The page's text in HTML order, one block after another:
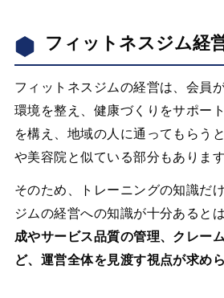
フィットネスジム経
フィットネスジムの経営は、会員
環境を整え、健康づくりをサポー
を構え、地域の人に通ってもらう
や美容院と似ている部分もあります
そのため、トレーニングの知識だ
ジムの経営への知識が十分あると
成やサービス品質の管理、クレー
ど、運営全体を見渡す視点が求め